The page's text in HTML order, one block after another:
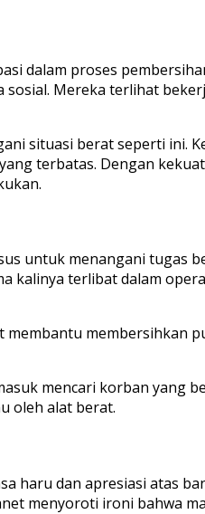
dalam proses
Mereka terlihat
situasi berat seperti ini.
terbatas. Dengan
untuk menangani tugas
kalinya terlibat dalam
membantu membersihkan
mencari korban yang
oleh alat berat.
haru dan apresiasi atas
menyoroti ironi bahwa